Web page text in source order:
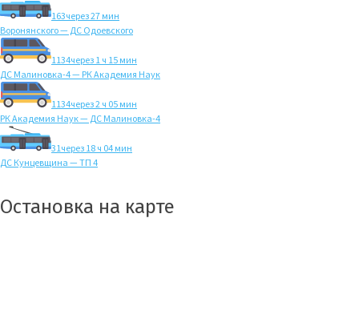
163через 27 мин
Воронянского — ДС Одоевского
1134через 1 ч 15 мин
ДС Малиновка-4 — РК Академия Наук
1134через 2 ч 05 мин
РК Академия Наук — ДС Малиновка-4
31через 18 ч 04 мин
ДС Кунцевщина — ТП 4
Остановка на карте